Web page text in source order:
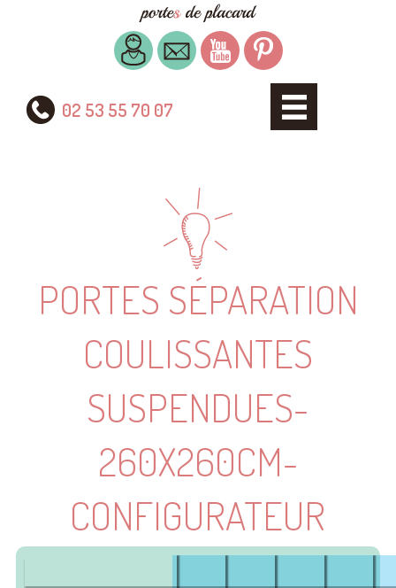
02 53 55 70 07
PORTES SÉPARATION
COULISSANTES
SUSPENDUES-
260X260CM-
CONFIGURATEUR